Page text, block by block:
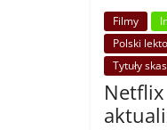
Filmy
Polski
Tytuły
Netflix